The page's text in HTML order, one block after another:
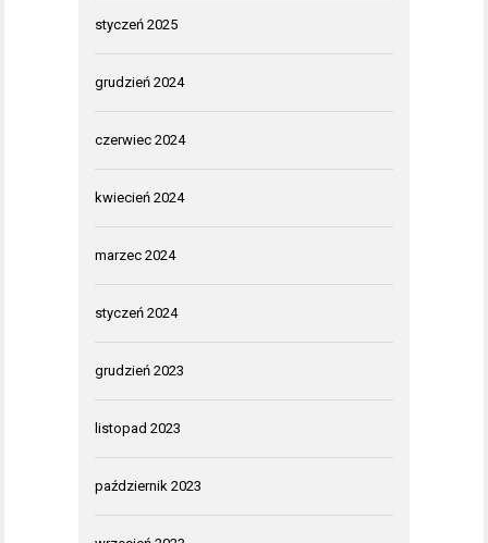
styczeń 2025
grudzień 2024
czerwiec 2024
kwiecień 2024
marzec 2024
styczeń 2024
grudzień 2023
listopad 2023
październik 2023